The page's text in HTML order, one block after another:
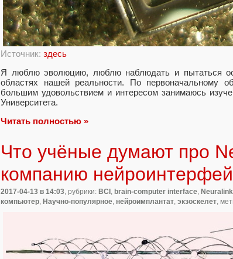
Источник: здесь
Я люблю эволюцию, люблю наблюдать и пытаться
областях нашей реальности. По первоначальному
большим удовольствием и интересом занимаюсь
Университета.
Читать полностью »
Что учёные думают про
компанию
2017-04-13 в 14:03, рубрики: BCI , brain-computer interface, Neuralink
компьютер, Научно-популярное, нейроимплантат, экзоскелет,